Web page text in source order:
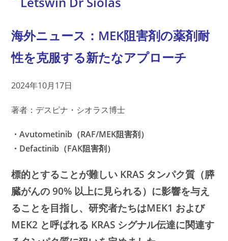
海外ニュース：MEK阻害剤の薬剤耐
性を克服する新たなアプローチ
2024年10月17日
著者：デスピナ・シオラス博士
・Avutometinib（RAF/MEK阻害剤）
・Defactinib（FAK阻害剤）
標的とすることが難しい KRAS タンパク質（膵
臓がんの 90% 以上に見られる）に影響を与え
ることを目指し、研究者たちはMEK1 および
MEK2 と呼ばれる KRAS シグナル伝達に関連す